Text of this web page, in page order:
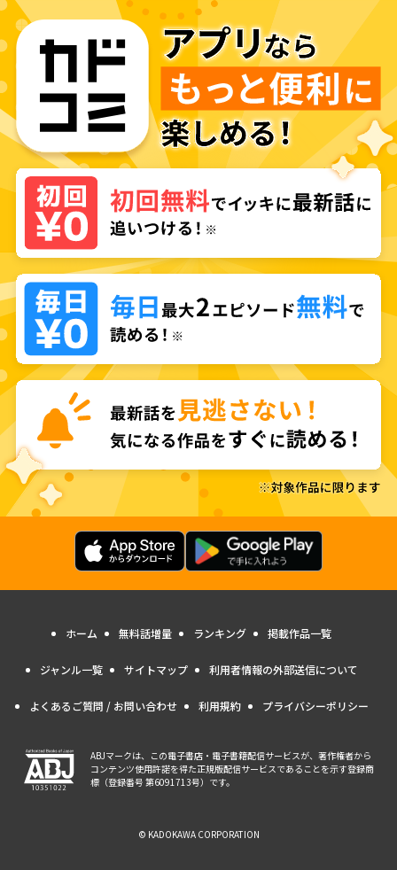
ホーム 無料話増量 ランキング 掲載作品一覧
ジャンル一覧 サイトマップ 利用者情報の外部送信について
よくあるご質問 / お問い合わせ 利用規約 プライバシーポリシー
ABJマークは、この電子書店・電子書籍配信サービスが、著作権者から
コンテンツ使用許諾を得た正規版配信サービスであることを示す登録商
標（登録番号 第6091713号）です。
© KADOKAWA CORPORATION